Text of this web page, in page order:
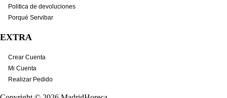
Politica de devoluciones
Porqué Servibar
EXTRA
Crear Cuenta
Mi Cuenta
Realizar Pedido